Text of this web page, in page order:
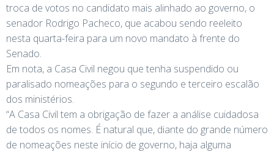
troca de votos no candidato mais alinhado ao governo, o
senador Rodrigo Pacheco, que acabou sendo reeleito
nesta quarta-feira para um novo mandato à frente do
Senado.
Em nota, a Casa Civil negou que tenha suspendido ou
paralisado nomeações para o segundo e terceiro escalão
dos ministérios.
“A Casa Civil tem a obrigação de fazer a análise cuidadosa
de todos os nomes. É natural que, diante do grande número
de nomeações neste início de governo, haja alguma